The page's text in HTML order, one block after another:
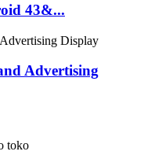
43&...
Advertising